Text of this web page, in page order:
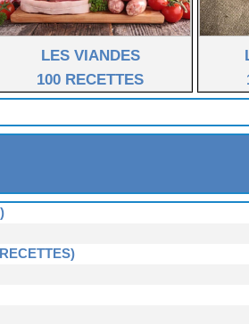
LES VIANDES
100 RECETTES